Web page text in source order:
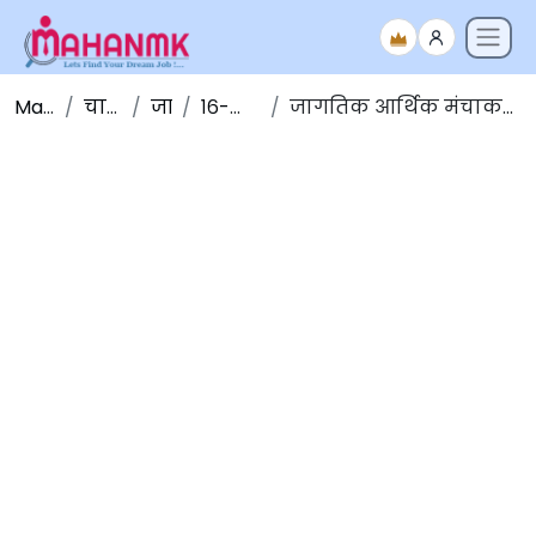
Maha NMK चालू घडामोडी जानेवारी १६-जानेवारी -२०२० जागतिक आर्थिक मंचाकडून 'जागतिक जोखीम अहवाल, २०२०' जाहीर